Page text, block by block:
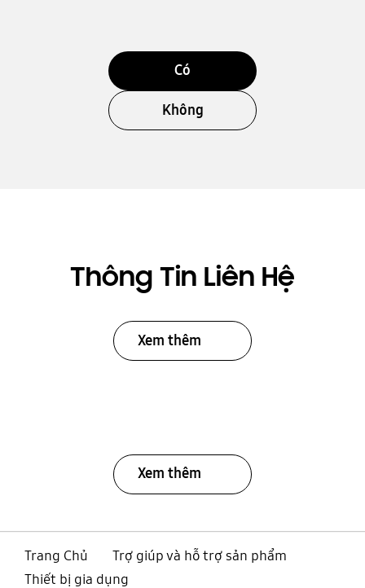
Có
Không
Thông Tin Liên Hệ
Xem thêm
Xem thêm
Trang Chủ
Trợ giúp và hỗ trợ sản phẩm
Thiết bị gia dụng